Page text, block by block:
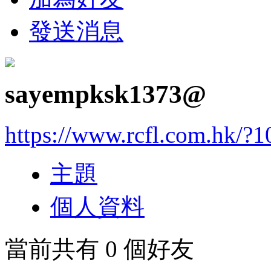
發送消息
sayempksk1373@
https://www.rcfl.com.hk/
主題
個人資料
當前共有 0 個好友